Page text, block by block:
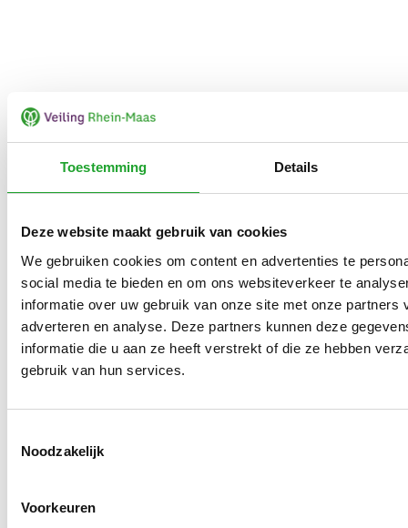
Toestemming Details
Deze website maakt gebruik van cookies
We gebruiken cookies om content en advertenties te
social media te bieden en om ons websiteverkeer te
informatie over uw gebruik van onze site met onze partners
adverteren en analyse. Deze partners kunnen deze
informatie die u aan ze heeft verstrekt of die ze hebben
gebruik van hun services.
Noodzakelijk
Voorkeuren